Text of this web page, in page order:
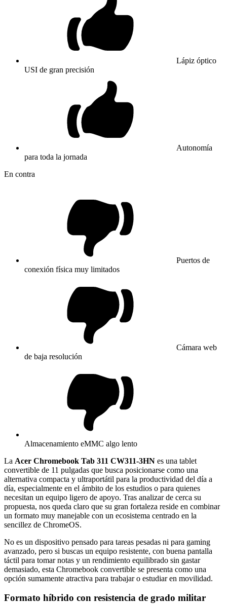
Lápiz óptico
USI de gran precisión
Autonomía
para toda la jornada
En contra
Puertos de
conexión física muy limitados
Cámara web
de baja resolución
Almacenamiento eMMC algo lento
La Acer Chromebook Tab 311 CW311-3HN es una tablet
convertible de 11 pulgadas que busca posicionarse como una
alternativa compacta y ultraportátil para la productividad del día a
día, especialmente en el ámbito de los estudios o para quienes
necesitan un equipo ligero de apoyo. Tras analizar de cerca su
propuesta, nos queda claro que su gran fortaleza reside en combinar
un formato muy manejable con un ecosistema centrado en la
sencillez de ChromeOS.
No es un dispositivo pensado para tareas pesadas ni para gaming
avanzado, pero si buscas un equipo resistente, con buena pantalla
táctil para tomar notas y un rendimiento equilibrado sin gastar
demasiado, esta Chromebook convertible se presenta como una
opción sumamente atractiva para trabajar o estudiar en movilidad.
Formato híbrido con resistencia de grado militar